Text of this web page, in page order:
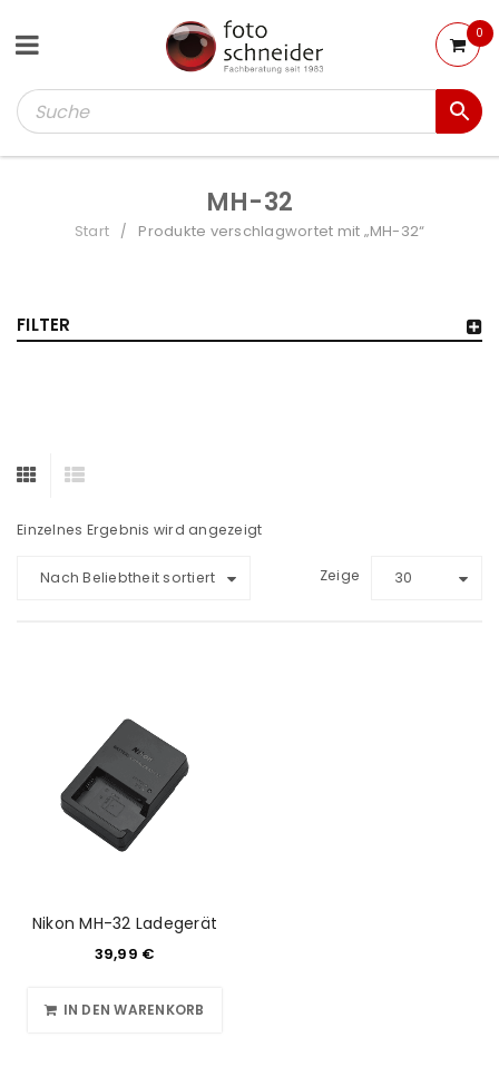
0
MH-32
Start / Produkte verschlagwortet mit „MH-32“
FILTER
Einzelnes Ergebnis wird angezeigt
Nach Beliebtheit sortiert Zeige 30
Nikon MH-32 Ladegerät
39,99 €
IN DEN WARENKORB